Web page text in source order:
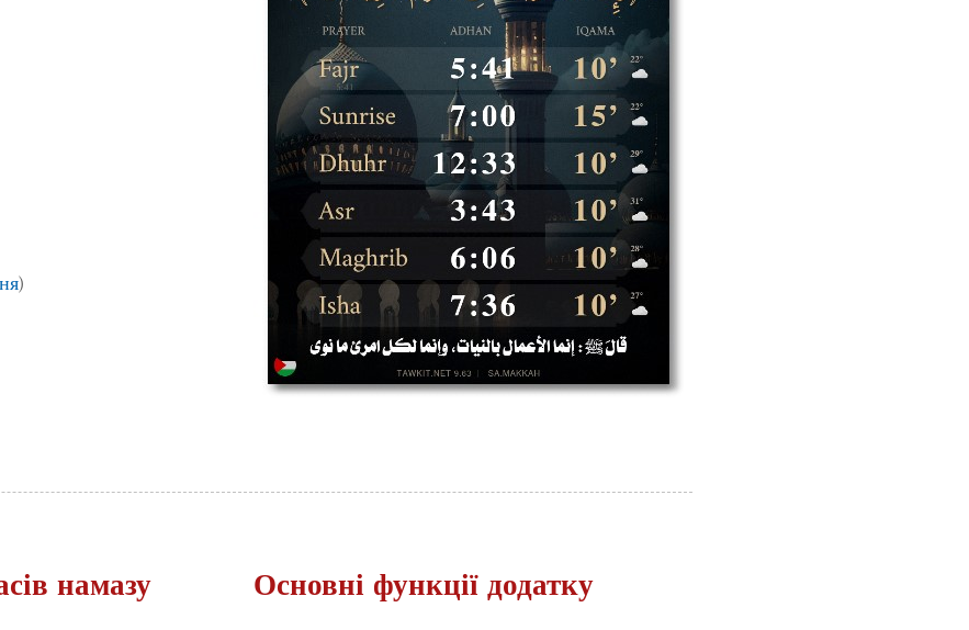
)
намазу Основні функції додатку